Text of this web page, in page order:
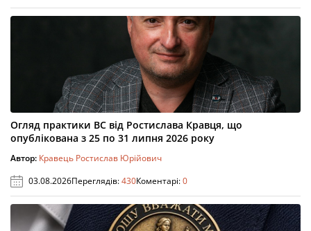
Огляд практики ВС від Ростислава Кравця, що
опублікована з 25 по 31 липня 2026 року
Автор: Кравець Ростислав Юрійович
03.08.2026Переглядів:430Коментарі:0